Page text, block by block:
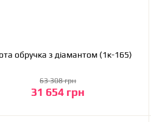
обручка з діамантом (1к-165)
31 654 грн
63 308 грн
До кошика